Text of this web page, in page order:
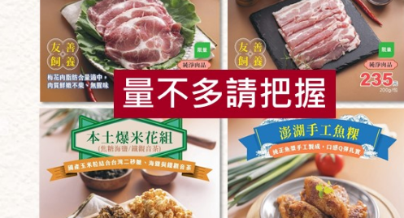
購物說明 服務據點 加入合作社
追蹤我們 聯絡我們
RPET 食譜 減硝酸鹽 雞蛋 食安 共同